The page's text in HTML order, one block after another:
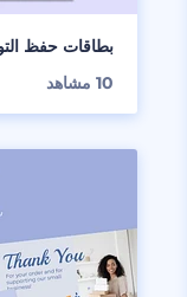
بطاقات حفظ
10 مشاهد